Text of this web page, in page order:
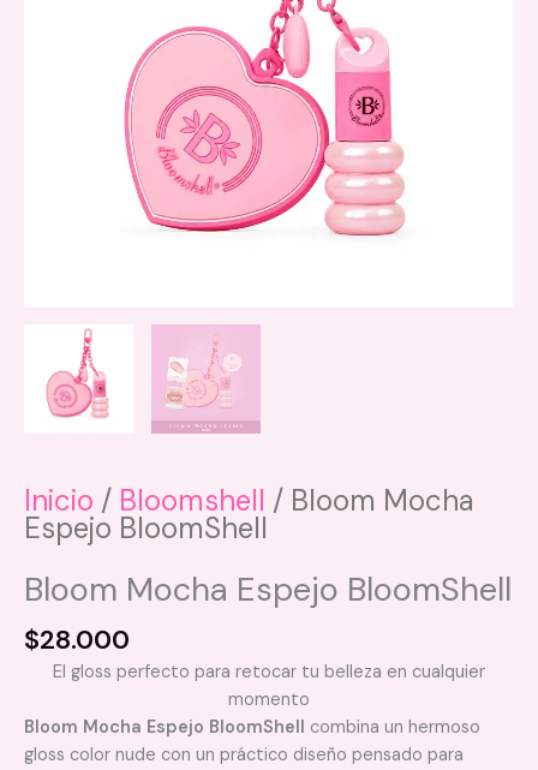
Inicio / Bloomshell / Bloom Mocha
Espejo BloomShell
Bloom Mocha Espejo BloomShell
$28.000
El gloss perfecto para retocar tu belleza en cualquier
momento
Bloom Mocha Espejo BloomShell combina un hermoso
gloss color nude con un práctico diseño pensado para
Las
opciones
se
pueden
elegir
en
la
página
de